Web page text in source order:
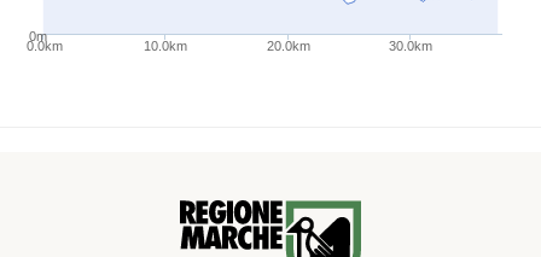
0.0km 10.0km 20.0km 30.0km
0m